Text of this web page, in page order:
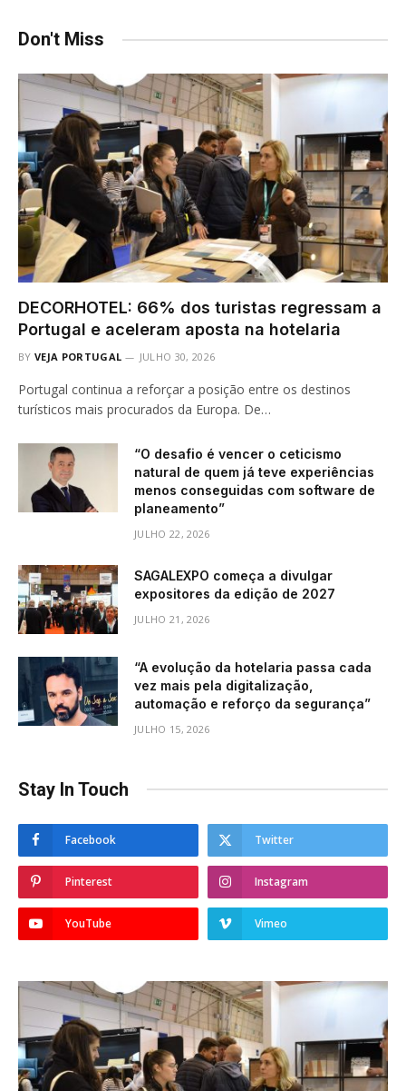
Don't Miss
DECORHOTEL: 66% dos turistas regressam a
Portugal e aceleram aposta na hotelaria
BY VEJA PORTUGAL JULHO 30, 2026
Portugal continua a reforçar a posição entre os destinos
turísticos mais procurados da Europa. De…
“O desafio é vencer o ceticismo
natural de quem já teve experiências
menos conseguidas com software de
planeamento”
JULHO 22, 2026
SAGALEXPO começa a divulgar
expositores da edição de 2027
JULHO 21, 2026
“A evolução da hotelaria passa cada
vez mais pela digitalização,
automação e reforço da segurança”
JULHO 15, 2026
Stay In Touch
Facebook Twitter
Pinterest Instagram
YouTube Vimeo